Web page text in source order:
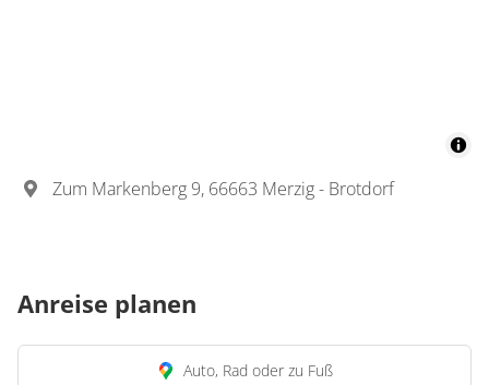
Zum Markenberg 9, 66663 Merzig - Brotdorf
Anreise planen
Auto, Rad oder zu Fuß